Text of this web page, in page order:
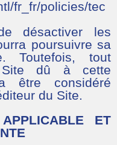
fr_fr/policies/tec
désactiver les
poursuivre sa
Toutefois, tout
Site dû à cette
être considéré
du Site.
ET